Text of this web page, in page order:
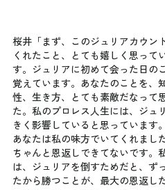
桜井「まず、このジュリアカウン
くれたこと、とても嬉しく思って
す。ジュリアに初めて会った日の
覚えています。あなたのことを、
性、生き方、とても素敵だなって
た。私のプロレス人生には、ジュ
きく影響していると思っています
あなたは私の味方でいてくれまし
ちゃんと恩返しできてないです。
は、ジュリアを倒すためだと、ず
たから勝つことが、最大の恩返し